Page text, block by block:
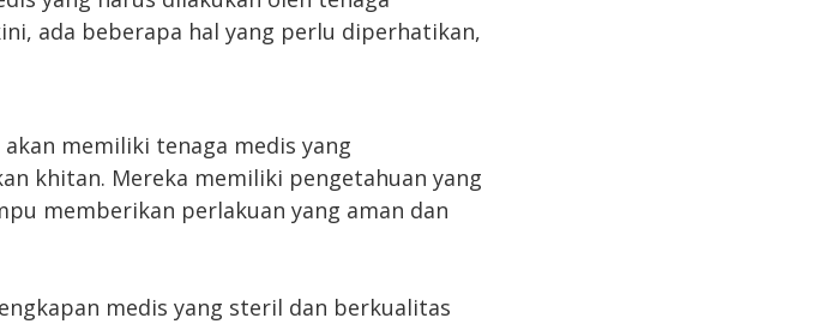
ada beberapa hal yang perlu diperhatikan,
memiliki tenaga medis yang
khitan. Mereka memiliki pengetahuan yang
memberikan perlakuan yang aman dan
medis yang steril dan berkualitas